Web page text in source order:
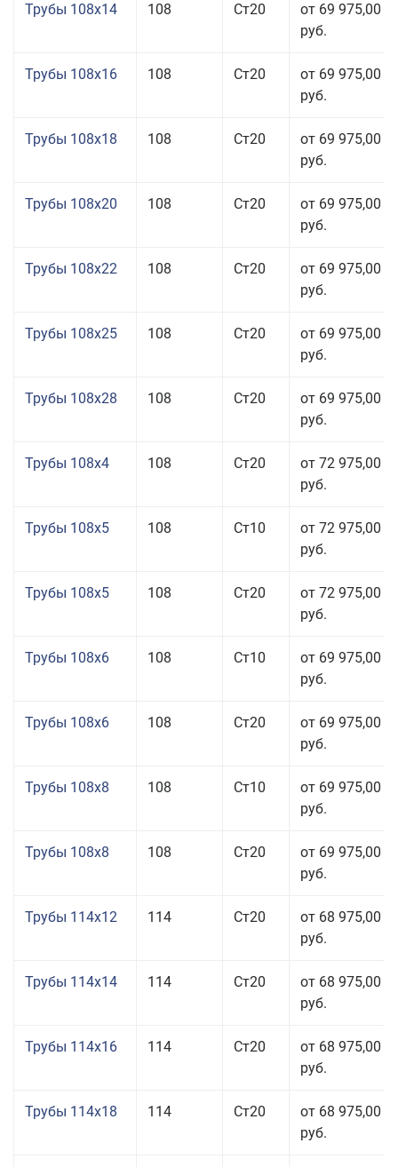
Трубы 108x14 108 Ст20
от 69 975,00
руб.
Трубы 108x16 108 Ст20
от 69 975,00
руб.
Трубы 108x18 108 Ст20
от 69 975,00
руб.
Трубы 108x20 108 Ст20
от 69 975,00
руб.
Трубы 108x22 108 Ст20
от 69 975,00
руб.
Трубы 108x25 108 Ст20
от 69 975,00
руб.
Трубы 108x28 108 Ст20
от 69 975,00
руб.
Трубы 108x4 108 Ст20
от 72 975,00
руб.
Трубы 108x5 108 Ст10
от 72 975,00
руб.
Трубы 108x5 108 Ст20
от 72 975,00
руб.
Трубы 108x6 108 Ст10
от 69 975,00
руб.
Трубы 108x6 108 Ст20
от 69 975,00
руб.
Трубы 108x8 108 Ст10
от 69 975,00
руб.
Трубы 108x8 108 Ст20
от 69 975,00
руб.
Трубы 114x12 114 Ст20
от 68 975,00
руб.
Трубы 114x14 114 Ст20
от 68 975,00
руб.
Трубы 114x16 114 Ст20
от 68 975,00
руб.
Трубы 114x18 114 Ст20
от 68 975,00
руб.